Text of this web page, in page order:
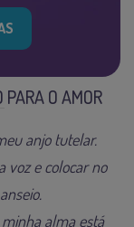
PARA O AMOR
anjo tutelar.
voz e colocar no
alma está